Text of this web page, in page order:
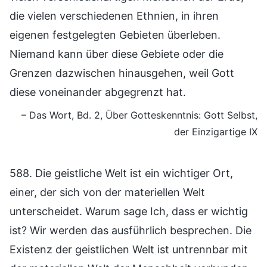
die vielen verschiedenen Ethnien, in ihren
eigenen festgelegten Gebieten überleben.
Niemand kann über diese Gebiete oder die
Grenzen dazwischen hinausgehen, weil Gott
diese voneinander abgegrenzt hat.
– Das Wort, Bd. 2, Über Gotteskenntnis: Gott Selbst,
der Einzigartige IX
588. Die geistliche Welt ist ein wichtiger Ort,
einer, der sich von der materiellen Welt
unterscheidet. Warum sage Ich, dass er wichtig
ist? Wir werden das ausführlich besprechen. Die
Existenz der geistlichen Welt ist untrennbar mit